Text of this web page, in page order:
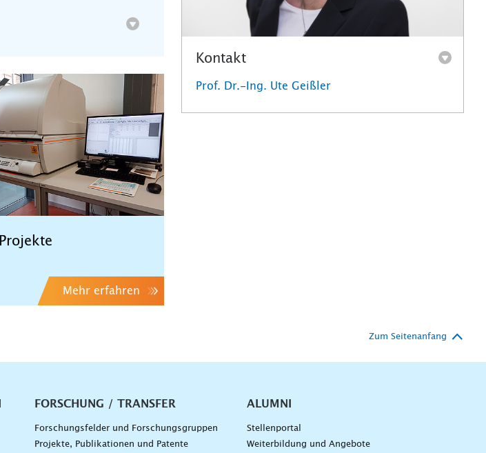
Projekte
Mehr erfahren
Kontakt
Prof. Dr.-Ing. Ute Geißler
Zum Seitenanfang
FORSCHUNG / TRANSFER
Forschungsfelder und Forschungsgruppen
Projekte, Publikationen und Patente
ALUMNI
Stellenportal
Weiterbildung und Angebote